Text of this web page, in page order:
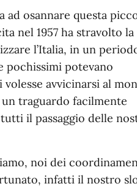
ad osannare questa
nel 1957 ha stravolto
l’Italia, in un
pochissimi potevano
avvicinarsi al
un traguardo facilmente
il passaggio delle
noi dei
infatti il nostro